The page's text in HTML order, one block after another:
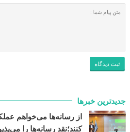
جدیدترین خبرها
از رسانه‌ها می‌خواهم
کنند؛نقد رسانه‌ها را